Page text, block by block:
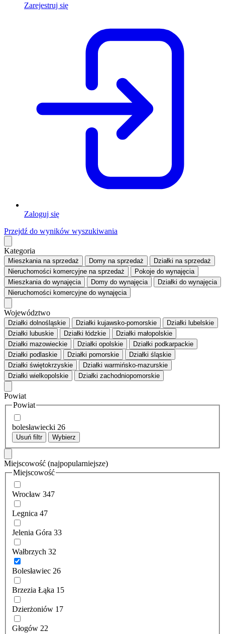
Zarejestruj się
Zaloguj się
Przejdź do wyników wyszukiwania
Kategoria
Mieszkaniana sprzedaż Domy na sprzedaż Działki na sprzedaż
Nieruchomości komercyjne na sprzedaż Pokoje do wynajęcia
Mieszkaniado wynajęcia Domy do wynajęcia Działki do wynajęcia
Nieruchomości komercyjne do wynajęcia
Województwo
Działki dolnośląskie Działki kujawsko-pomorskie
Działki lubelskie
Działki lubuskie
Działki łódzkie
Działki małopolskie
Działki mazowieckie
Działki opolskie
Działki podkarpackie
Działki podlaskie
Działki pomorskie
Działki śląskie
Działki świętokrzyskie
Działki warmińsko-mazurskie
Działki wielkopolskie
Działki zachodniopomorskie
Powiat
Powiat
bolesławiecki 26
Usuń filtr Wybierz
Miejscowość (najpopularniejsze)
Miejscowość
Wrocław 347
Legnica 47
Jelenia Góra 33
Wałbrzych 32
Bolesławiec 26
Brzezia Łąka 15
Dzierżoniów 17
Głogów 22